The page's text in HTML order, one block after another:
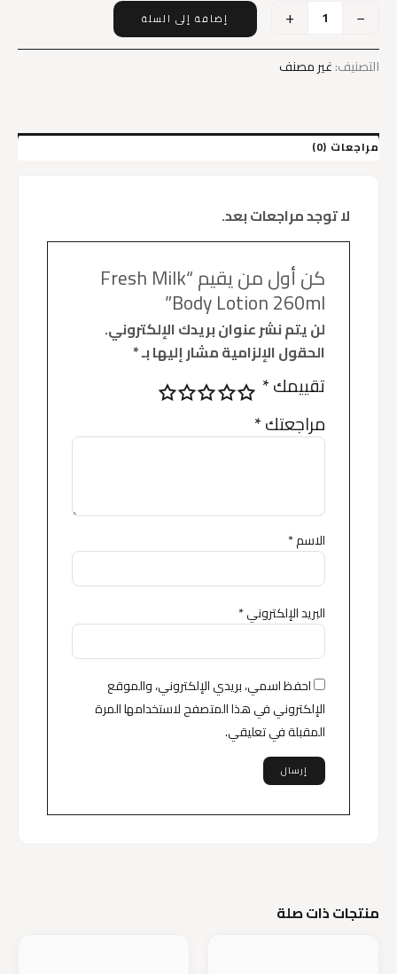
−
كمية
Fresh
Milk
Body
+ إضافة إلى السلة
التصنيف:غير مصنف
مراجعات (0)
لا توجد مراجعات بعد.
كن أول من يقيم “Fresh Milk
Body Lotion 260ml”
لن يتم نشر عنوان بريدك الإلكتروني.
الحقول الإلزامية مشار إليها بـ*
تقييمك*
مراجعتك*
الاسم*
البريد الإلكتروني*
احفظ اسمي، بريدي الإلكتروني، والموقع
الإلكتروني في هذا المتصفح لاستخدامها المرة
المقبلة في تعليقي.
منتجات ذات صلة